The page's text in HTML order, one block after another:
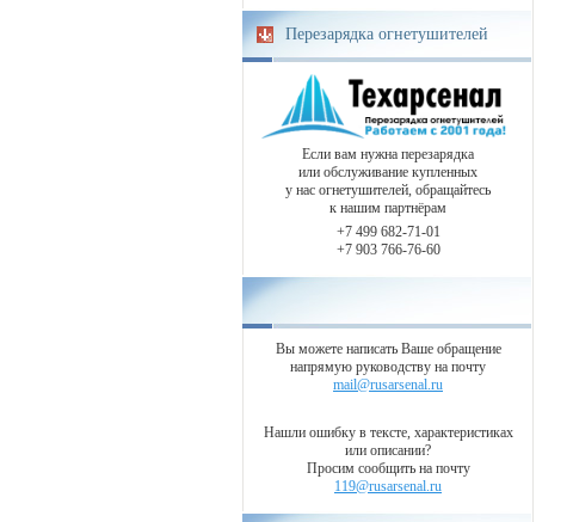
Перезарядка огнетушителей
Если вам нужна перезарядка
или обслуживание купленных
у нас огнетушителей, обращайтесь
к нашим партнёрам
+7 499 682-71-01
+7 903 766-76-60
Вы можете написать Ваше обращение
напрямую руководству на почту
mail@rusarsenal.ru
Нашли ошибку в тексте, характеристиках
или описании?
Просим сообщить на почту
119@rusarsenal.ru